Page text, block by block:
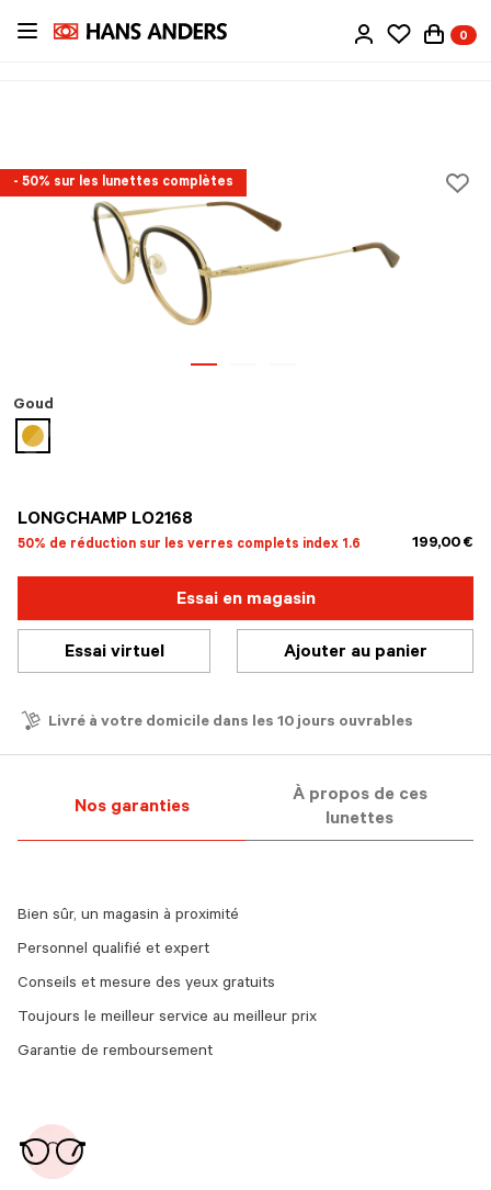
Passer
0
- 50% sur les lunettes complètes
LONGCHAMP LO2168
50% de réduction sur les verres complets index 1.6 199,00 €
Goud
sélectionné
Essai en magasin
Essai virtuel Ajouter au panier
Livré à votre domicile dans les 10 jours ouvrables
Nos garanties
À propos de ces
lunettes
Bien sûr, un magasin à proximité
Personnel qualifié et expert
Conseils et mesure des yeux gratuits
Toujours le meilleur service au meilleur prix
Garantie de remboursement